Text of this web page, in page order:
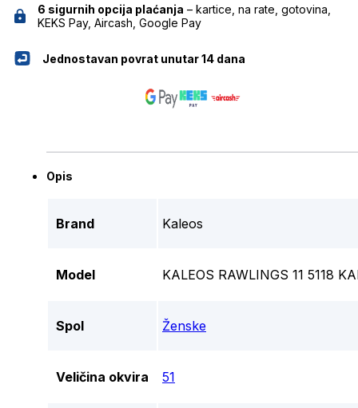
6 sigurnih opcija plaćanja – kartice, na rate, gotovina,
KEKS Pay, Aircash, Google Pay
Jednostavan povrat unutar 14 dana
Opis
Brand Kaleos
Model KALEOS RAWLINGS 11 5118
Spol Ženske
Veličina okvira 51